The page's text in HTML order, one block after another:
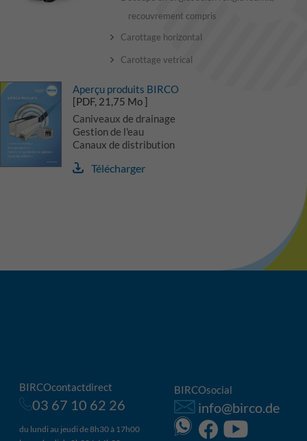
recouvrement compris
Carottage horizontal
Carottage vetrical
Aperçu produits BIRCO
[PDF, 21,75 Mo ]
Caniveaux de drainage
Gestion de l'eau
Canaux de distribution
Télécharger
BIRCOcontactdirect
03 67 10 62 26
du lundi au jeudi de 8h30 à 17h00
BIRCOsocial
info@birco.de